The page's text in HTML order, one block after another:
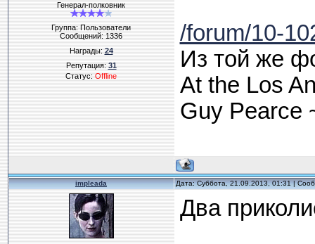
Генерал-полковник
Группа: Пользователи
Сообщений:1336
Награды:24
Репутация:31
Статус:Offline
/forum/10-
Из той же
At the Los
Guy Pearce
impleada Дата: Суббота, 21.09.2013, 01:31 |
Два